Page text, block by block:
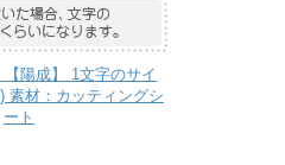
陽成】 1文字のサイ
素材：カッティングシ
ート